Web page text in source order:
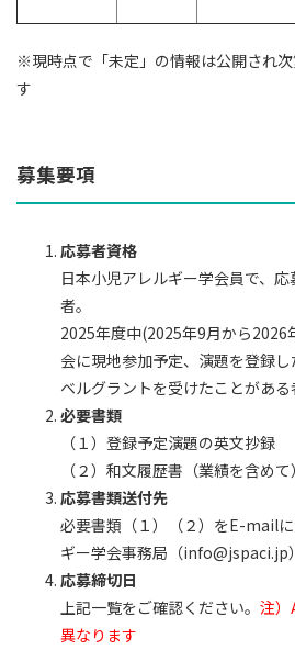
※現時点で「未定」の情報は公開され
す
募集要項
応募者資格
日本小児アレルギー学会員で、
者。
2025年度中(2025年9月から2026
会に現地参加予定、演題を登録
ベルグラントを受けたことがある
必要書類
（１）登録予定演題の英文抄録
（２）和文履歴書（業績を含め
応募書類送付先
必要書類（１）（２）をE-mail
ギー学会事務局（info@jspaci.jp
応募締切日
上記一覧をご確認ください。 注
異なります